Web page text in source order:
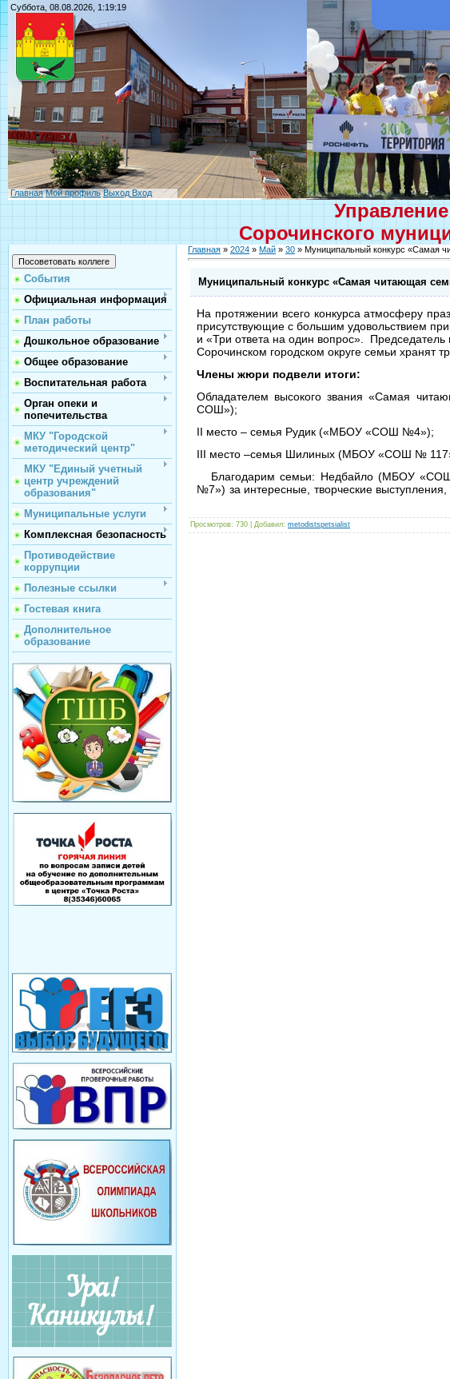
Суббота, 08.08.2026, 1:19:19
Главная Мой профиль Выход Вход
Сорочинского
События
Официальная информация
План работы
Дошкольное образование
Общее образование
Воспитательная работа
Орган опеки и
попечительства
МКУ "Городской
методический центр"
МКУ "Единый учетный
центр учреждений
образования"
Муниципальные услуги
Комплексная безопасность
Противодействие
коррупции
Полезные ссылки
Гостевая книга
Дополнительное
образование
Главная » 2024 » Май » 30 » Муниципальный конкурс «Самая
Муниципальный конкурс «Самая читающая
На протяжении всего конкурса атмосферу
присутствующие с большим удовольствием
и «Три ответа на один вопрос».
Сорочинском городском округе семьи хранят
Члены жюри подвели итоги:
Обладателем высокого звания «Самая
СОШ»);
II место – семья Рудик («МБОУ «СОШ №4»);
III место –семья Шилиных (МБОУ «СОШ №
Благодарим семьи: Недбайло (МБОУ
№7») за интересные, творческие
Просмотров: 730 | Добавил: metodistspetsialist